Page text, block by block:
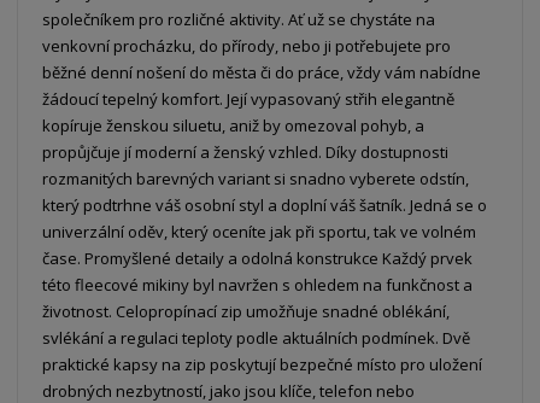
společníkem pro rozličné aktivity. Ať už se chystáte na
venkovní procházku, do přírody, nebo ji potřebujete pro
běžné denní nošení do města či do práce, vždy vám nabídne
žádoucí tepelný komfort. Její vypasovaný střih elegantně
kopíruje ženskou siluetu, aniž by omezoval pohyb, a
propůjčuje jí moderní a ženský vzhled. Díky dostupnosti
rozmanitých barevných variant si snadno vyberete odstín,
který podtrhne váš osobní styl a doplní váš šatník. Jedná se o
univerzální oděv, který oceníte jak při sportu, tak ve volném
čase. Promyšlené detaily a odolná konstrukce Každý prvek
této fleecové mikiny byl navržen s ohledem na funkčnost a
životnost. Celopropínací zip umožňuje snadné oblékání,
svlékání a regulaci teploty podle aktuálních podmínek. Dvě
praktické kapsy na zip poskytují bezpečné místo pro uložení
drobných nezbytností, jako jsou klíče, telefon nebo